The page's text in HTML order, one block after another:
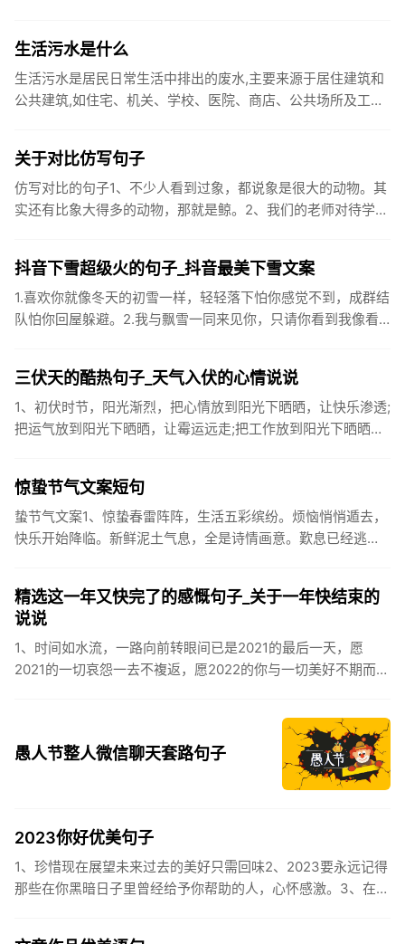
生活污水是什么
生活污水是居民日常生活中排出的废水,主要来源于居住建筑和
公共建筑,如住宅、机关、学校、医院、商店、公共场所及工业
关于对比仿写句子
仿写对比的句子1、不少人看到过象，都说象是很大的动物。其
实还有比象大得多的动物，那就是鲸。2、我们的老师对待学生
抖音下雪超级火的句子_抖音最美下雪文案
1.喜欢你就像冬天的初雪一样，轻轻落下怕你感觉不到，成群结
队怕你回屋躲避。2.我与飘雪一同来见你，只请你看到我像看
三伏天的酷热句子_天气入伏的心情说说
1、初伏时节，阳光渐烈，把心情放到阳光下晒晒，让快乐渗透;
把运气放到阳光下晒晒，让霉运远走;把工作放到阳光下晒晒，
惊蛰节气文案短句
蛰节气文案1、惊蛰春雷阵阵，生活五彩缤纷。烦恼悄悄遁去，
快乐开始降临。新鲜泥土气息，全是诗情画意。歎息已经逃
精选这一年又快完了的感慨句子_关于一年快结束的
说说
1、时间如水流，一路向前转眼间已是2021的最后一天，愿
2021的一切哀怨一去不複返，愿2022的你与一切美好不期而
愚人节整人微信聊天套路句子
2023你好优美句子
1、珍惜现在展望未来过去的美好只需回味2、2023要永远记得
那些在你黑暗日子里曾经给予你帮助的人，心怀感激。3、在苦